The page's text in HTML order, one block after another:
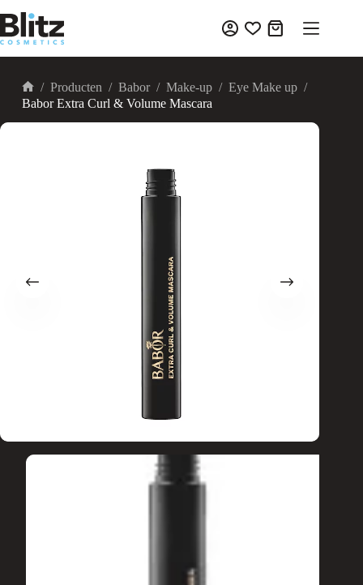
naar
de
Winkelwagen
Home
/ Producten / Babor / Make-up / Eye Make up /
Babor Extra Curl & Volume Mascara